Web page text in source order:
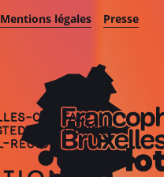
Mentions légales Presse